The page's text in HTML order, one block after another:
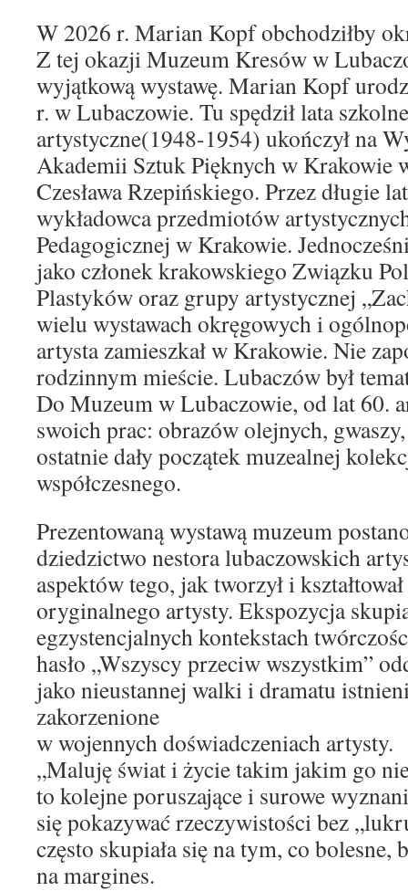
W 2026 r. Marian Kopf obchodziłby
Z tej okazji Muzeum Kresów w
wyjątkową wystawę. Marian Kopf
r. w Lubaczowie. Tu spędził lata
artystyczne(1948-1954) ukończył na
Akademii Sztuk Pięknych w Krakowie
Czesława Rzepińskiego. Przez długie
wykładowca przedmiotów
Pedagogicznej w Krakowie.
jako członek krakowskiego Związku
Plastyków oraz grupy artystycznej
wielu wystawach okręgowych i
artysta zamieszkał w Krakowie. Nie
rodzinnym mieście. Lubaczów był
Do Muzeum w Lubaczowie, od lat 60.
swoich prac: obrazów olejnych,
ostatnie dały początek muzealnej
współczesnego.
Prezentowaną wystawą muzeum
dziedzictwo nestora lubaczowskich
aspektów tego, jak tworzył i
oryginalnego artysty. Ekspozycja
egzystencjalnych kontekstach
hasło „Wszyscy przeciw wszystkim”
jako nieustannej walki i dramatu
zakorzenione
w wojennych doświadczeniach artysty.
„Maluję świat i życie takim jakim go
to kolejne poruszające i surowe
się pokazywać rzeczywistości bez
często skupiała się na tym, co bolesne,
na margines.